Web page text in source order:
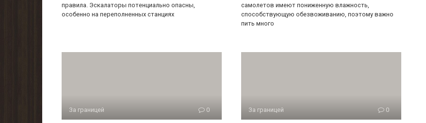
правила. Эскалаторы потенциально опасны,
особенно на переполненных станциях
самолетов имеют пониженную влажность,
способствующую обезвоживанию, поэтому важно
пить много
За границей 0 За границей 0